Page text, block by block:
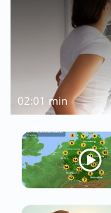
02:01 min